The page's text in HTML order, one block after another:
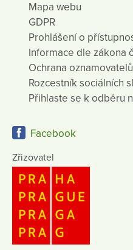
Mapa webu
GDPR
Prohlášení o
Informace dle zákona
Ochrana oznamovatelů
Rozcestník sociálních
Přihlaste se k odběru
Facebook
Zřizovatel